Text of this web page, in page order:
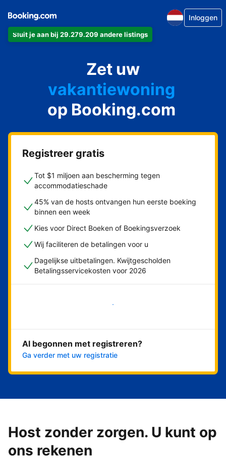
Sluit je aan bij 29.279.209 andere listings
Inloggen
Zet uw
appartement
hotel
vakantiewoning
pension
bed & breakfast
op Booking.com
Registreer gratis
Tot $1 miljoen aan bescherming tegen
accommodatieschade
45% van de hosts ontvangen hun eerste boeking
binnen een week
Kies voor Direct Boeken of Boekingsverzoek
Wij faciliteren de betalingen voor u
Dagelijkse uitbetalingen. Kwijtgescholden
Betalingsservicekosten voor 2026
Nu meteen beginnen
Al begonnen met registreren?
Ga verder met uw registratie
Host zonder zorgen. U kunt op
ons rekenen